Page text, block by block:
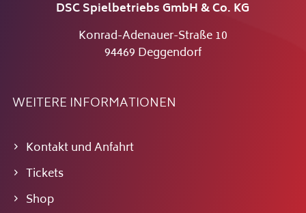
DSC Spielbetriebs GmbH & Co. KG
Konrad-Adenauer-Straße 10
94469 Deggendorf
WEITERE INFORMATIONEN
Kontakt und Anfahrt
Tickets
Shop